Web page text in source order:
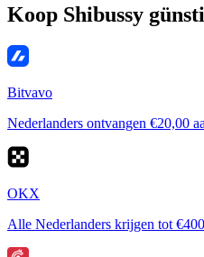
Koop Shibussy
Bitvavo
Nederlanders ontvangen €20,00
OKX
Alle Nederlanders krijgen tot